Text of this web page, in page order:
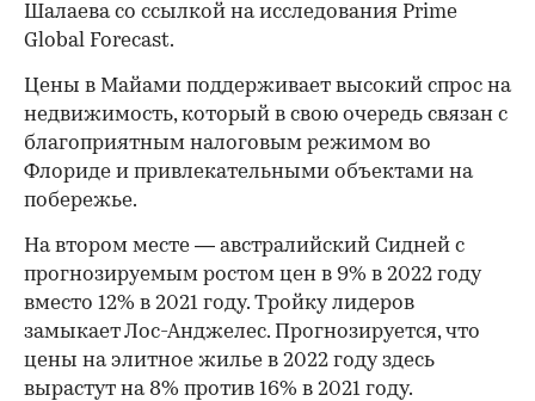
Шалаева со ссылкой на исследования Prime
Global Forecast.
Цены в Майами поддерживает высокий спрос на
недвижимость, который в свою очередь связан с
благоприятным налоговым режимом во
Флориде и привлекательными объектами на
побережье.
На втором месте — австралийский Сидней с
прогнозируемым ростом цен в 9% в 2022 году
вместо 12% в 2021 году. Тройку лидеров
замыкает Лос-Анджелес. Прогнозируется, что
цены на элитное жилье в 2022 году здесь
вырастут на 8% против 16% в 2021 году.